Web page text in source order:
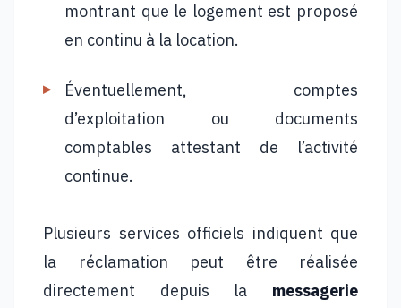
montrant que le logement est proposé
en continu à la location.
Éventuellement, comptes
d’exploitation ou documents
comptables attestant de l’activité
continue.
Plusieurs services officiels indiquent que
la réclamation peut être réalisée
directement depuis la messagerie